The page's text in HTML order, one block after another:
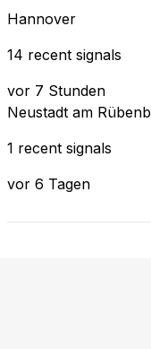
Hannover
14 recent signals
vor 7 Stunden
Neustadt am
1 recent signals
vor 6 Tagen